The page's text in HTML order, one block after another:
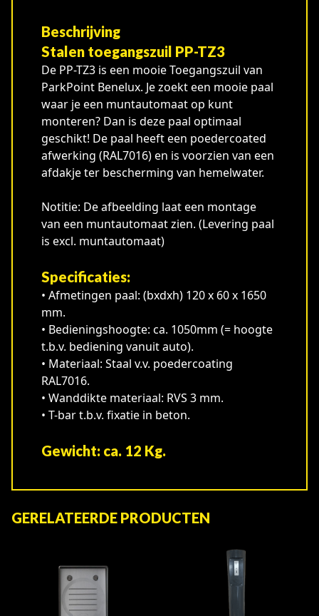
Beschrijving
Stalen toegangszuil PP-TZ3
De PP-TZ3 is een mooie Toegangszuil van
ParkPoint Benelux. Je zoekt een mooie paal
waar je een muntautomaat op kunt
monteren? Dan is deze paal optimaal
geschikt! De paal heeft een poedercoated
afwerking (RAL7016) en is voorzien van een
afdakje ter bescherming van hemelwater.
Notitie: De afbeelding laat een montage
van een muntautomaat zien. (Levering paal
is excl. muntautomaat)
Specificaties:
• Afmetingen paal: (bxdxh) 120 x 60 x 1650
mm.
• Bedieningshoogte: ca. 1050mm (= hoogte
t.b.v. bediening vanuit auto).
• Materiaal: Staal v.v. poedercoating
RAL7016.
• Wanddikte materiaal: RVS 3 mm.
• T-bar t.b.v. fixatie in beton.
Gewicht: ca. 12 Kg.
GERELATEERDE PRODUCTEN